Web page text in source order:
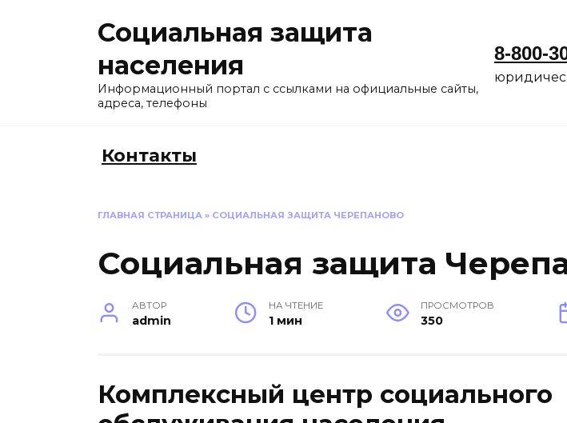
Социальная защита
населения
Информационный портал с ссылками на официальные сайты,
адреса, телефоны
8-800-
Контакты
ГЛАВНАЯ СТРАНИЦА » СОЦИАЛЬНАЯ ЗАЩИТА ЧЕРЕПАНОВО
Социальная защита
АВТОР
admin
НА ЧТЕНИЕ
1 мин
ПРОСМОТРОВ
350
Комплексный центр социального